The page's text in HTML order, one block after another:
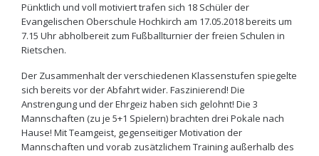
Pünktlich und voll motiviert trafen sich 18 Schüler der
Evangelischen Oberschule Hochkirch am 17.05.2018 bereits um
7.15 Uhr abholbereit zum Fußballturnier der freien Schulen in
Rietschen.
Der Zusammenhalt der verschiedenen Klassenstufen spiegelte
sich bereits vor der Abfahrt wider. Faszinierend! Die
Anstrengung und der Ehrgeiz haben sich gelohnt! Die 3
Mannschaften (zu je 5+1 Spielern) brachten drei Pokale nach
Hause! Mit Teamgeist, gegenseitiger Motivation der
Mannschaften und vorab zusätzlichem Training außerhalb des